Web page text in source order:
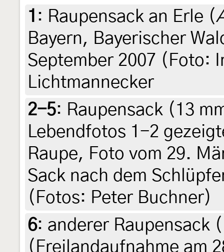
1 : Raupensack an Erle (
Bayern, Bayerischer
September 2007 (Foto:
Lichtmannecker
2-5: Raupensack (13
Lebendfotos 1-2
Raupe, Foto vom 29.
Sack nach dem
(Fotos: Peter Buchner)
6: anderer Raupensack
(Freilandaufnahme am